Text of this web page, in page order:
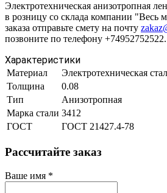
Электротехническая анизотропная
в розницу со склада компании "Весь
заказа отправьте смету на почту
позвоните по телефону +74952752522.
Характеристики
Материал
Электротехническая
Толщина
0.08
Тип
Анизотропная
Марка стали 3412
ГОСТ
ГОСТ 21427.4-78
Рассчитайте заказ
Ваше имя *